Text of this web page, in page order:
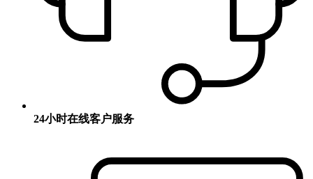
24小时在线客户服务